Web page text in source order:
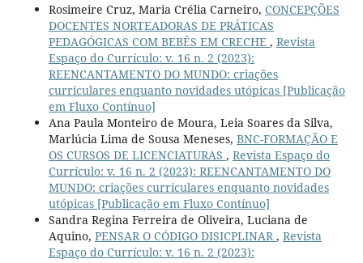
Rosimeire Cruz, Maria Crélia Carneiro, CONCEPÇÕES
DOCENTES NORTEADORAS DE PRÁTICAS
PEDAGÓGICAS COM BEBÊS EM CRECHE , Revista
Espaço do Currículo: v. 16 n. 2 (2023):
REENCANTAMENTO DO MUNDO: criações
curriculares enquanto novidades utópicas [Publicação
em Fluxo Contínuo]
Ana Paula Monteiro de Moura, Leia Soares da Silva,
Marlúcia Lima de Sousa Meneses, BNC-FORMAÇÃO E
OS CURSOS DE LICENCIATURAS , Revista Espaço do
Currículo: v. 16 n. 2 (2023): REENCANTAMENTO DO
MUNDO: criações curriculares enquanto novidades
utópicas [Publicação em Fluxo Contínuo]
Sandra Regina Ferreira de Oliveira, Luciana de
Aquino, PENSAR O CÓDIGO DISICPLINAR , Revista
Espaço do Currículo: v. 16 n. 2 (2023):